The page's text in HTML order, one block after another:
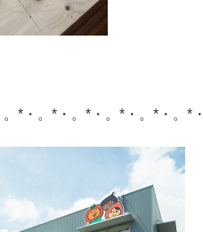
*・。*・。*・。*・。*・。*